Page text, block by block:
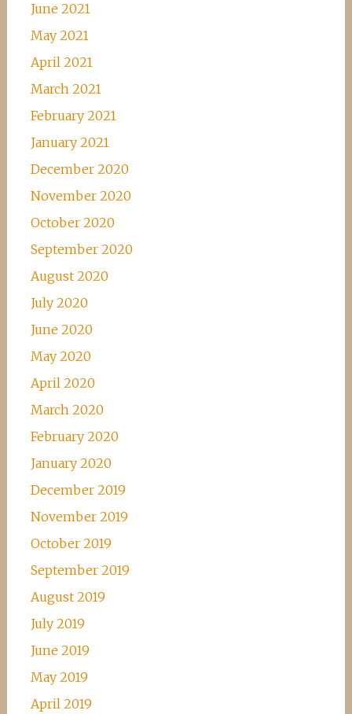
June 2021
May 2021
April 2021
March 2021
February 2021
January 2021
December 2020
November 2020
October 2020
September 2020
August 2020
July 2020
June 2020
May 2020
April 2020
March 2020
February 2020
January 2020
December 2019
November 2019
October 2019
September 2019
August 2019
July 2019
June 2019
May 2019
April 2019